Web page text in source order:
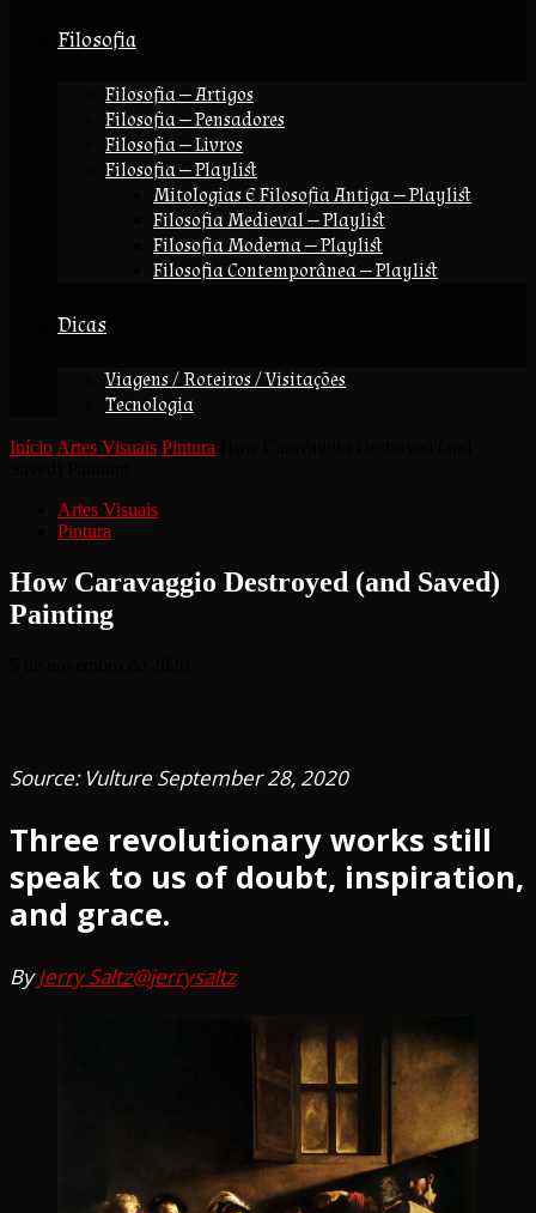
Filosofia
Filosofia — Artigos
Filosofia — Pensadores
Filosofia — Livros
Filosofia — Playlist
Mitologias E Filosofia Antiga — Playlist
Filosofia Medieval — Playlist
Filosofia Moderna — Playlist
Filosofia Contemporânea — Playlist
Dicas
Viagens / Roteiros / Visitações
Tecnologia
Início Artes Visuais Pintura
Artes Visuais
Pintura
How Caravaggio Destroyed (and Saved)
Painting
Source: Vulture September 28, 2020
Three revolutionary works still
speak to us of doubt, inspiration,
and grace.
ByJerry Saltz@jerrysaltz